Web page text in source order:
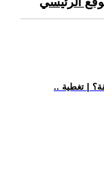
| تغطية